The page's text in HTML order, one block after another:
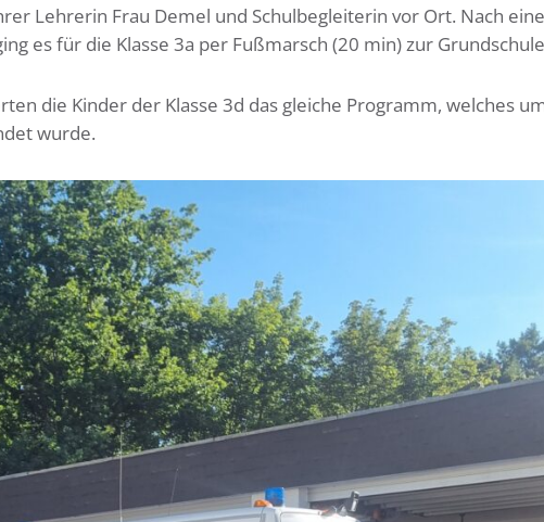
Lehrerin Frau Demel und Schulbegleiterin vor Ort. Nach
es für die Klasse 3a per Fußmarsch (20 min) zur
die Kinder der Klasse 3d das gleiche Programm, welches
wurde.